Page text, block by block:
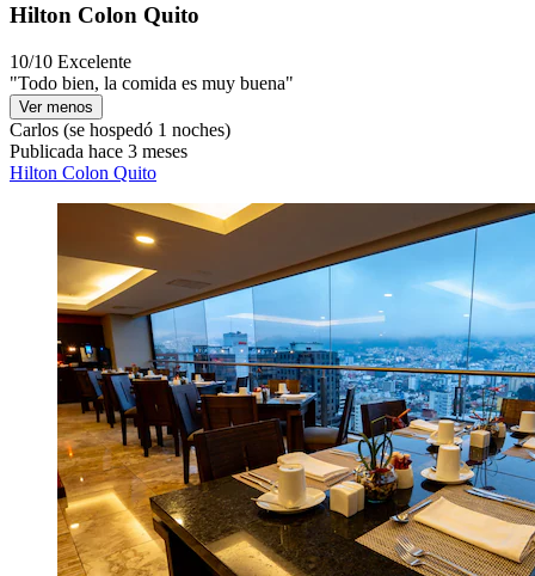
Hilton Colon Quito
10/10 Excelente
"Todo bien, la comida es muy buena"
Ver menos
Carlos (se hospedó 1 noches)
Publicada hace 3 meses
Hilton Colon Quito